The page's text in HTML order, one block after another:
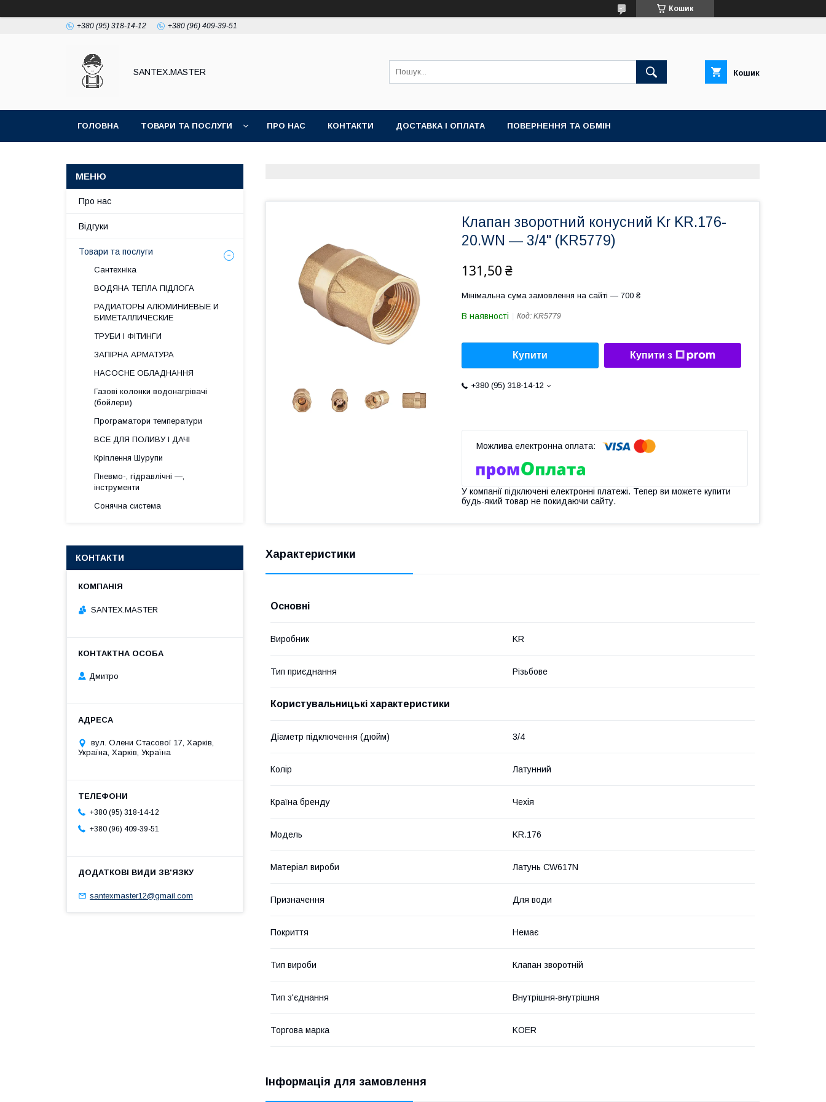
Кошик
+380 (95) 318-14-12 +380 (96) 409-39-51
SANTEX.MASTER Кошик
ГОЛОВНА ТОВАРИ ТА ПОСЛУГИ ПРО НАС КОНТАКТИ ДОСТАВКА І ОПЛАТА ПОВЕРНЕННЯ ТА ОБМІН
Клапан зворотний конусний Kr KR.176-
20.WN — 3/4" (KR5779)
131,50 ₴
Мінімальна сума замовлення на сайті — 700 ₴
В наявності Код: KR5779
Купити Купити з
+380 (95) 318-14-12
У компанії підключені електронні платежі. Тепер ви можете купити
будь-який товар не покидаючи сайту.
Характеристики
Основні
Виробник KR
Тип приєднання Різьбове
Користувальницькі характеристики
Діаметр підключення (дюйм) 3/4
Колір Латунний
Країна бренду Чехія
Мoдель KR.176
Матеріал вироби Латунь CW617N
Призначення Для води
Покриття Немає
Тип вироби Клапан зворотній
Тип з'єднання Внутрішня-внутрішня
Торгова марка KOER
Інформація для замовлення
Про нас
Відгуки
Товари та послуги
Сантехніка
ВОДЯНА ТЕПЛА ПІДЛОГА
РАДИАТОРЫ АЛЮМИНИЕВЫЕ И
БИМЕТАЛЛИЧЕСКИЕ
ТРУБИ І ФІТИНГИ
ЗАПІРНА АРМАТУРА
НАСОСНЕ ОБЛАДНАННЯ
Газові колонки водонагрівачі
(бойлери)
Програматори температури
ВСЕ ДЛЯ ПОЛИВУ І ДАЧІ
Кріплення Шурупи
Пневмо-, гідравлічні —,
інструменти
Сонячна система
КОНТАКТИ
SANTEX.MASTER
Дмитро
вул. Олени Стасової 17, Харків,
Україна, Харків, Україна
+380 (95) 318-14-12
+380 (96) 409-39-51
santexmaster12@gmail.com